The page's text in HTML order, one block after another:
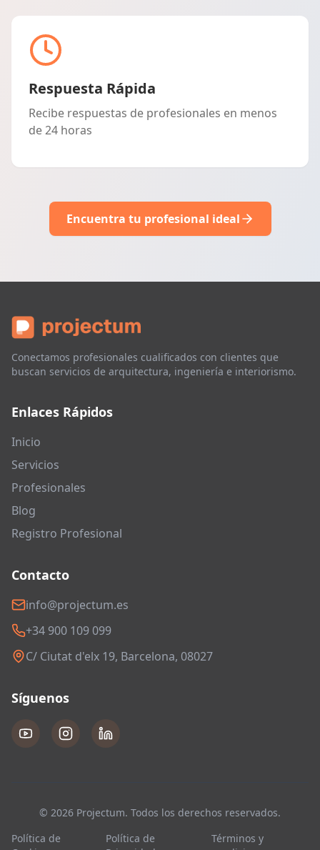
Respuesta Rápida
Recibe respuestas de profesionales en menos
de 24 horas
Encuentra tu profesional ideal
Conectamos profesionales cualificados con clientes que
buscan servicios de arquitectura, ingeniería e interiorismo.
Enlaces Rápidos
Inicio
Servicios
Profesionales
Blog
Registro Profesional
Contacto
info@projectum.es
+34 900 109 099
C/ Ciutat d'elx 19, Barcelona, 08027
Síguenos
© 2026 Projectum. Todos los derechos reservados.
Política de
Política de
Términos y